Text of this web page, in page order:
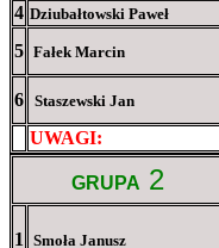
4 Dziubałtowski Paweł
5 Fałek Marcin
6 Staszewski Jan
UWAGI:
GRUPA 2
1 Smoła Janusz